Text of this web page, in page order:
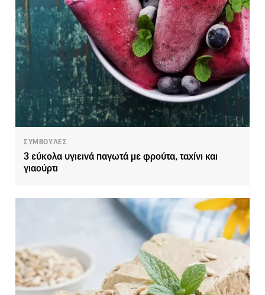
ΣΥΜΒΟΥΛΕΣ
3 εύκολα υγιεινά παγωτά με φρούτα, ταχίνι και
γιαούρτι